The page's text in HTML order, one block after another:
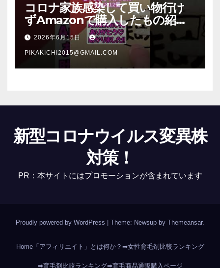
コロナ家族感染して買い物行け
ずAmazonで購入したもの紹
介 #Shorts
2026年6月15日
PIKAKICHI2015@GMAIL.COM
新型コロナウイルス変異株
対策！
PR：本サイトにはプロモーションが含まれています
Proudly powered by WordPress Theme: Newsup by Themeansar.
Home「アフィリエイト」とは何か？ ➡女性育毛剤比較ランキング
➡育毛剤比較ランキング➡育毛商品通販購入ページ